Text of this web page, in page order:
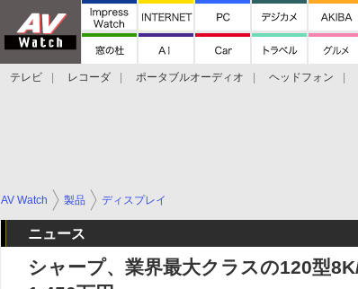
テレビ レコーダ ポータブルオーディオ ヘッドフォン
AV Watch 製品 ディスプレイ
ニュース
シャープ、業界最大クラスの120型